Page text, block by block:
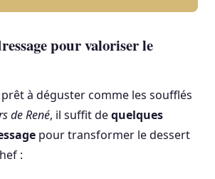
pour valoriser le
à déguster comme les soufflés
de René, il suffit dequelques
pour transformer le dessert
: